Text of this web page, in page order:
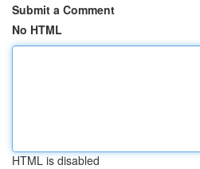
Submit a Comment
No HTML
HTML is disabled